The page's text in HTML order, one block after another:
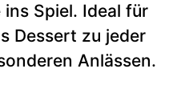
Spiel. Ideal für
Dessert zu jeder
Anlässen.